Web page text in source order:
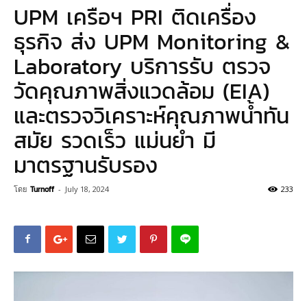
UPM เครือฯ PRI ติดเครื่อง
ธุรกิจ ส่ง UPM Monitoring &
Laboratory บริการรับ ตรวจ
วัดคุณภาพสิ่งแวดล้อม (EIA)
และตรวจวิเคราะห์คุณภาพน้ำทัน
สมัย รวดเร็ว แม่นยำ มี
มาตรฐานรับรอง
โดย Turnoff - July 18, 2024 233